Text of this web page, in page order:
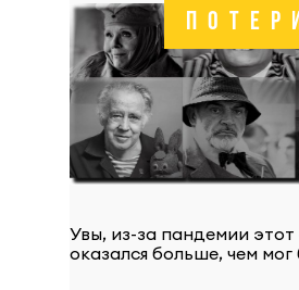
Увы, из-за пандемии этот
оказался больше, чем мог